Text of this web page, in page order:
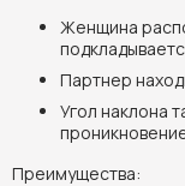
Женщина
Партнер
Угол наклона
Преимущества: